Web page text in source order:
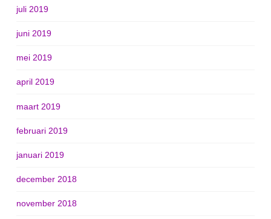
juli 2019
juni 2019
mei 2019
april 2019
maart 2019
februari 2019
januari 2019
december 2018
november 2018